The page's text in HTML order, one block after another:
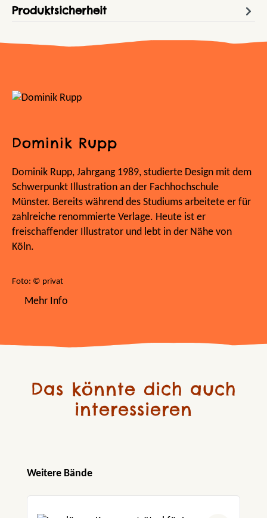
Produktsicherheit
Dominik Rupp
Dominik Rupp, Jahrgang 1989, studierte Design mit dem
Schwerpunkt Illustration an der Fachhochschule
Münster. Bereits während des Studiums arbeitete er für
zahlreiche renommierte Verlage. Heute ist er
freischaffender Illustrator und lebt in der Nähe von
Köln.
Foto: © privat
Mehr Info
Das könnte dich auch
interessieren
Produktgalerie überspringen
Weitere Bände